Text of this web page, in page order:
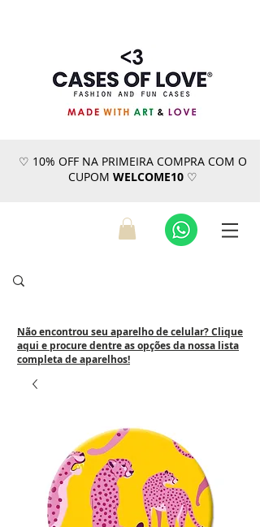
♡ 10% OFF NA PRIMEIRA COMPRA COM O
CUPOM WELCOME10♡
Não encontrou seu aparelho de celular? Clique
aqui e procure dentre as opções da nossa lista
completa de aparelhos!